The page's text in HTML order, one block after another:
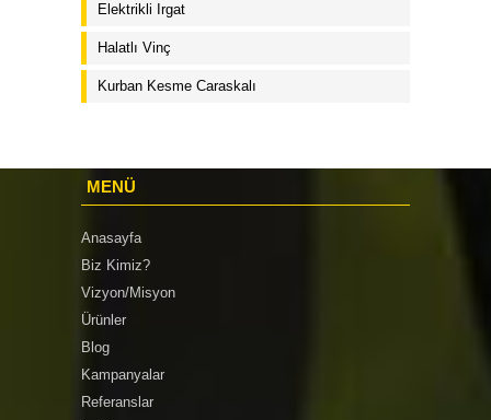
Elektrikli Irgat
Halatlı Vinç
Kurban Kesme Caraskalı
MENÜ
Anasayfa
Biz Kimiz?
Vizyon/Misyon
Ürünler
Blog
Kampanyalar
Referanslar